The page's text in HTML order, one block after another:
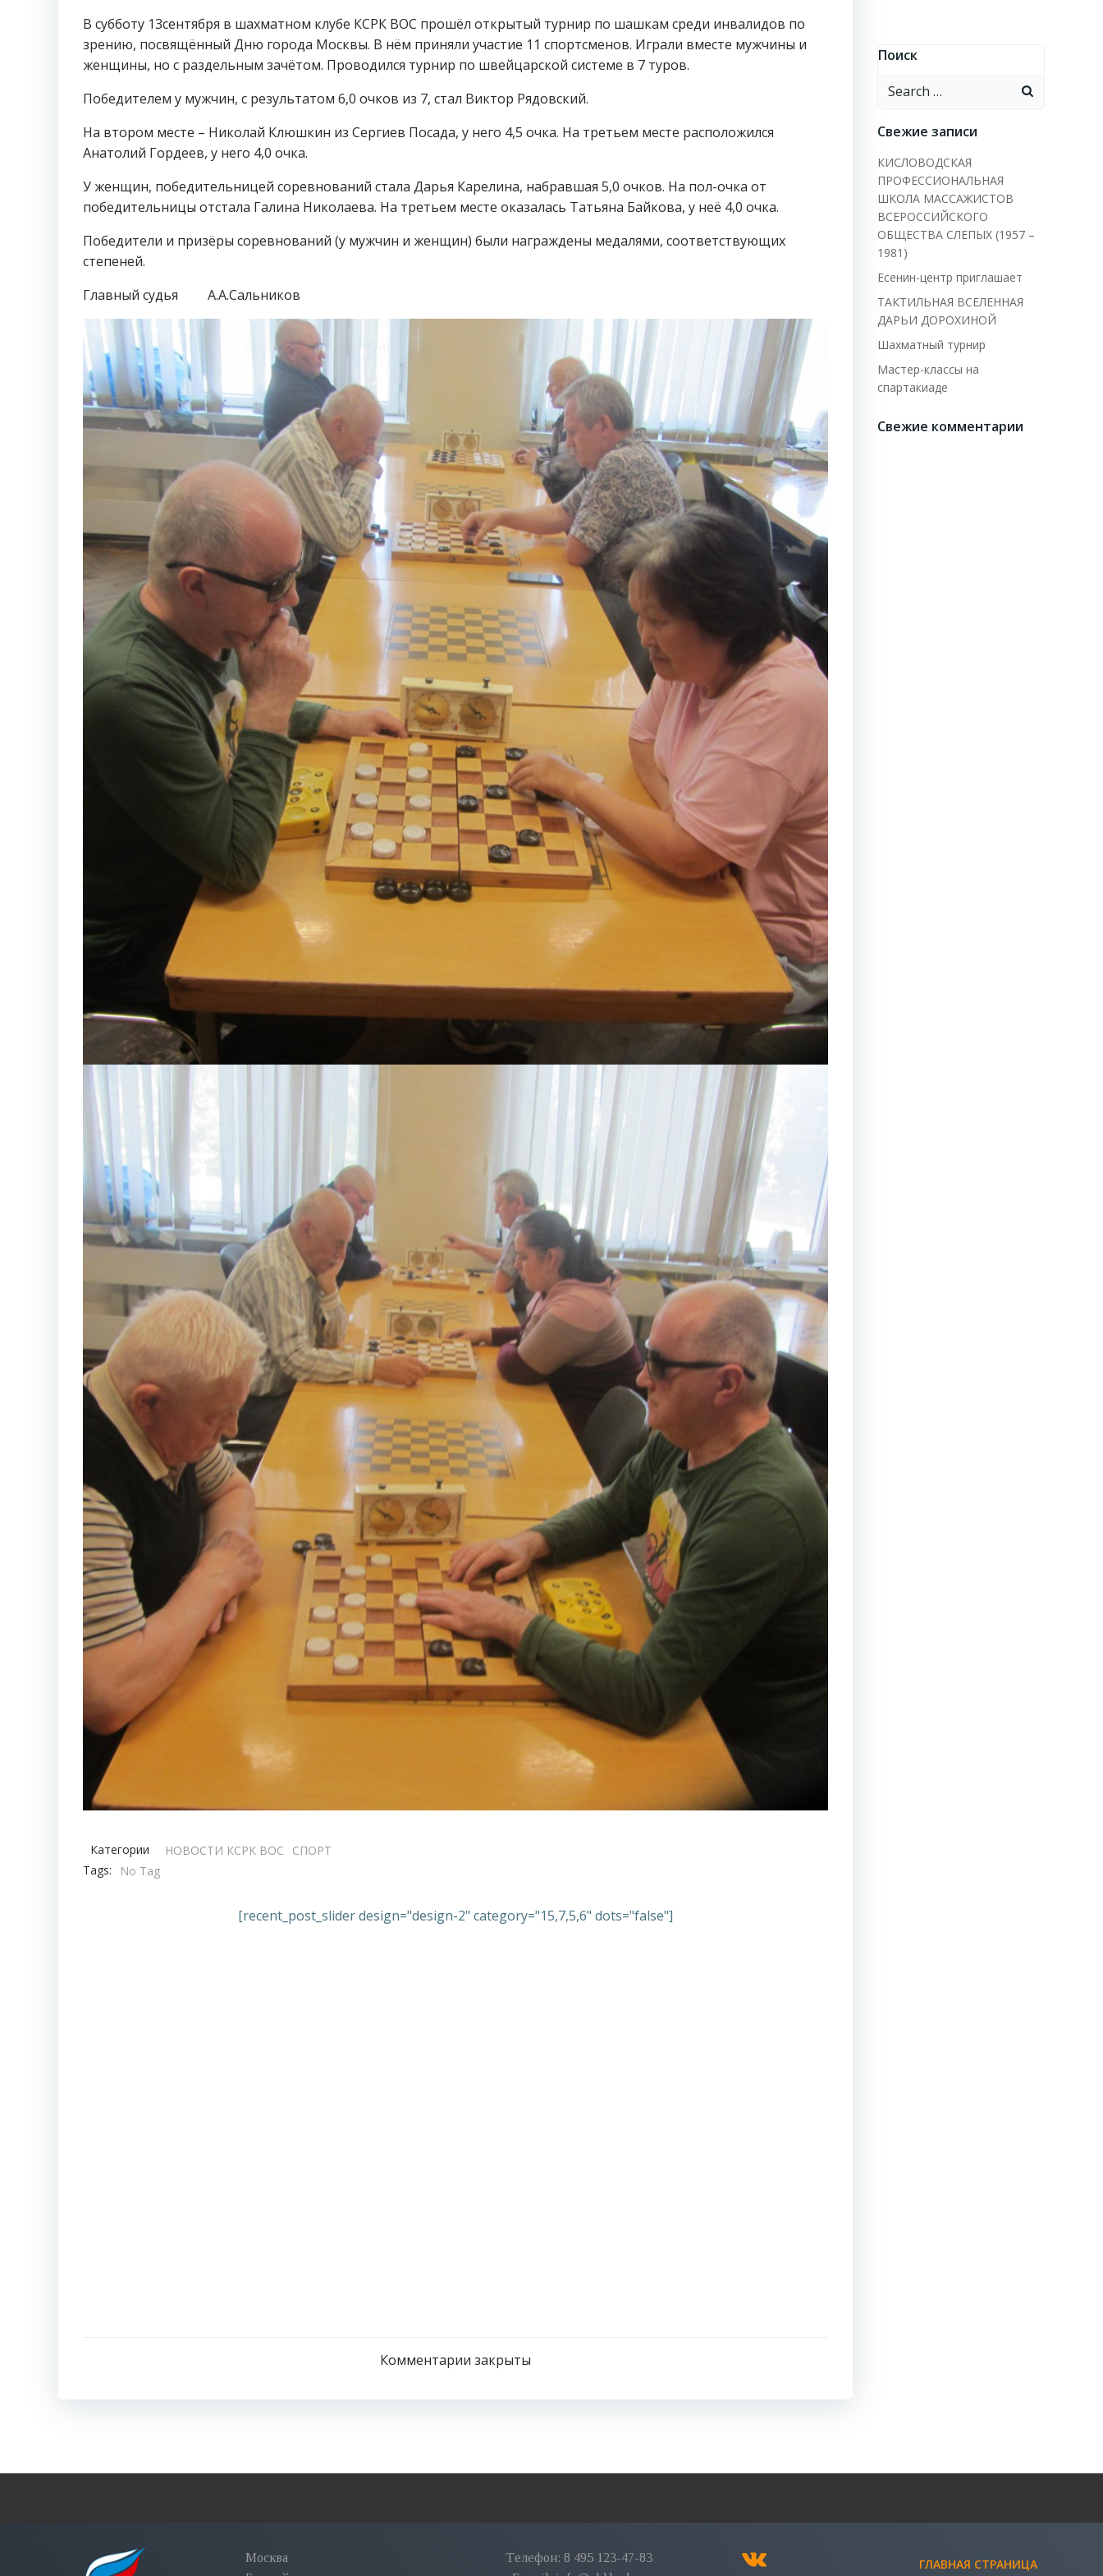
В субботу 13сентября в шахматном клубе КСРК ВОС прошёл открытый турнир по шашкам среди инвалидов по
зрению, посвящённый Дню города Москвы. В нём приняли участие 11 спортсменов. Играли вместе мужчины и
женщины, но с раздельным зачётом. Проводился турнир по швейцарской системе в 7 туров.
Победителем у мужчин, с результатом 6,0 очков из 7, стал Виктор Рядовский.
На втором месте – Николай Клюшкин из Сергиев Посада, у него 4,5 очка. На третьем месте расположился
Анатолий Гордеев, у него 4,0 очка.
У женщин, победительницей соревнований стала Дарья Карелина, набравшая 5,0 очков. На пол-очка от
победительницы отстала Галина Николаева. На третьем месте оказалась Татьяна Байкова, у неё 4,0 очка.
Победители и призёры соревнований (у мужчин и женщин) были награждены медалями, соответствующих
степеней.
Главный судья А.А.Сальников
Категории НОВОСТИ КСРК ВОС
СПОРТ
Tags:
No Tag
[recent_post_slider design="design-2" category="15,7,5,6" dots="false"]
Комментарии закрыты
Поиск
Search
Свежие записи
КИСЛОВОДСКАЯ
ПРОФЕССИОНАЛЬНАЯ
ШКОЛА МАССАЖИСТОВ
ВСЕРОССИЙСКОГО
ОБЩЕСТВА СЛЕПЫХ (1957 –
1981)
Есенин-центр приглашает
ТАКТИЛЬНАЯ ВСЕЛЕННАЯ
ДАРЬИ ДОРОХИНОЙ
Шахматный турнир
Мастер-классы на
спартакиаде
Свежие комментарии
Москва
Tелефон: 8 495 123-47-83
ГЛАВНАЯ СТРАНИЦА